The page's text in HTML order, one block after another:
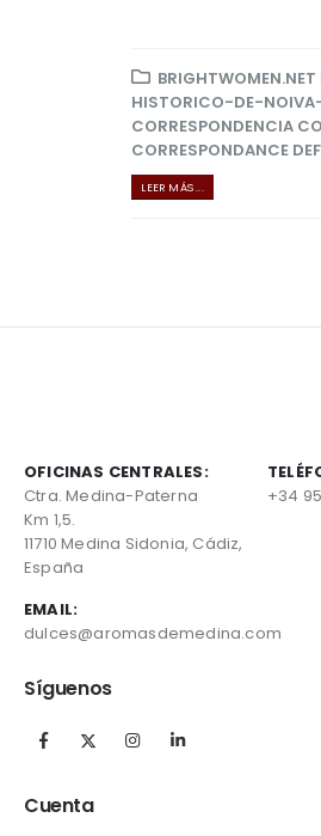
HISTORICO-DE-
CORRESPONDENCIA
CORRESPONDANCE
LEER MÁS ...
OFICINAS CENTRALES:
Ctra. Medina-Paterna
Km 1,5.
11710 Medina Sidonia, Cádiz,
España
+34
EMAIL:
dulces@aromasdemedina.com
Síguenos
Cuenta